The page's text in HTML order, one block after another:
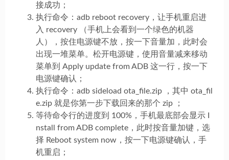
接成功；
执行命令：adb reboot recovery，让手机重启进
入 recovery （手机上会看到一个绿色的机器
人），按住电源键不放，按一下音量加，此时会
出现一堆菜单。松开电源键，使用音量减来移动
菜单到 Apply update from ADB 这一行，按一下
电源键确认；
执行命令：adb sideload ota_file.zip ，其中 ota_fil
e.zip 就是你第一步下载回来的那个 zip ；
等待命令行的进度到 100%，手机最底部会显示 I
nstall from ADB complete，此时按音量加键，选
择 Reboot system now，按一下电源键确认，手
机重启；